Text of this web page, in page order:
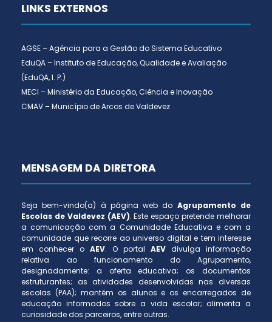
LINKS EXTERNOS
AGSE – Agência para a Gestão do Sistema Educativo
EduQA – Instituto de Educação, Qualidade e Avaliação
(EduQA, I. P.)
MECI – Ministério da Educação, Ciência e Inovação
CMAV – Município de Arcos de Valdevez
MENSAGEM DA DIRETORA
Seja bem-vindo(a) à página web do Agrupamento de
Escolas de Valdevez (AEV). Este espaço pretende melhorar
a comunicação com a Comunidade Educativa e com a
comunidade que recorre ao universo digital e tem interesse
em conhecer o AEV. O portal AEV divulga informação
relativa ao funcionamento do Agrupamento,
designadamente: a oferta educativa; os documentos
estruturantes; as atividades desenvolvidas nas diversas
escolas (PAA); mantém os alunos e os encarregados de
educação informados sobre a vida escolar; alimenta a
curiosidade dos parceiros, entre outras.